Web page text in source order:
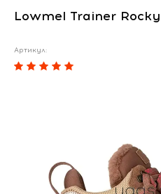
Lowmel Trainer
Артикул: